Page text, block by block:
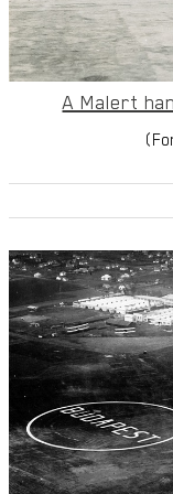
A Malert